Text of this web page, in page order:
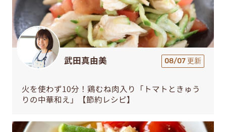
武田真由美 08/07 更新
火を使わず10分！鶏むね肉入り「トマトときゅう
りの中華和え」【節約レシピ】